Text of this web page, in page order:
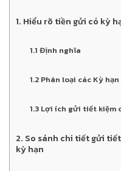
1. Hiểu rõ tiền gửi có kỳ
1.1 Định nghĩa
1.2 Phân loại các Kỳ
1.3 Lợi ích gửi tiết kiệm
2. So sánh chi tiết gửi
kỳ hạn